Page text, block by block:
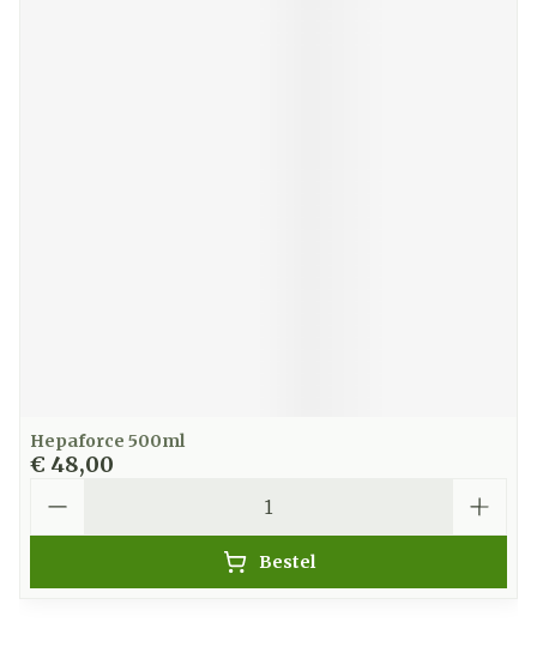
Hepaforce 500ml
€ 48,00
Bestel